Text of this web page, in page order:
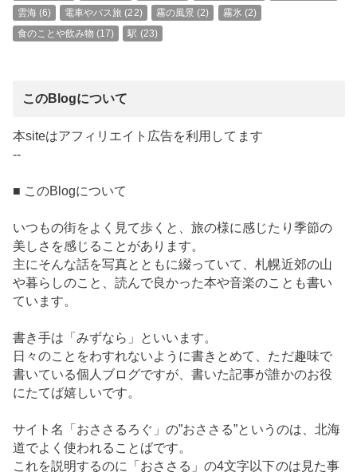
雲海(6) 電車やバス旅 (22) 霧の風景 (2) 霧氷 (2)
食のことや飲み物 (17) 駅 (23)
このBlogについて
本siteはアフィリエイト広告を利用してます
--
■ このBlogについて
いつもの街をよく見て歩くと、旅の様に感じたり季節の
美しさを感じることがあります。
主にそんな話を写真とともに綴っていて、札幌近郊の山
や暮らしのこと、読んで良かった本や音楽のことも書い
ています。
書き手は「みずなら」といいます。
日々のことをわすれないように書きとめて、ただ趣味で
書いている個人ブログですが、書いた記事が誰かのお役
にたてば嬉しいです。
サイト名「おささるろぐ」の”おささる”というのは、北海
道でよく使われることばです。
これを説明するのに「おささる」の4文字以下のは見た事